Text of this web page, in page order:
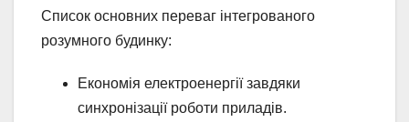
Список основних переваг інтегрованого
розумного будинку:
Економія електроенергії завдяки
синхронізації роботи приладів.